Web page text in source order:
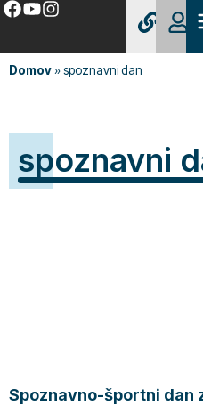
Domov»spoznavni dan
spoznavni
Spoznavno-športni dan